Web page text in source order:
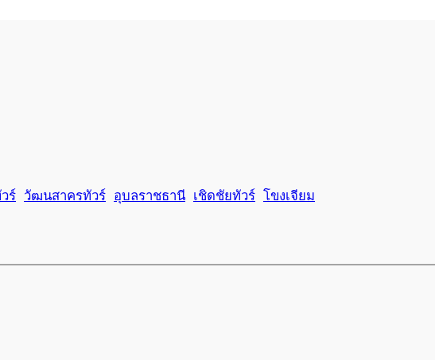
ร์ วัฒนสาครทัวร์ อุบลราชธานี เชิดชัยทัวร์ โขงเจียม